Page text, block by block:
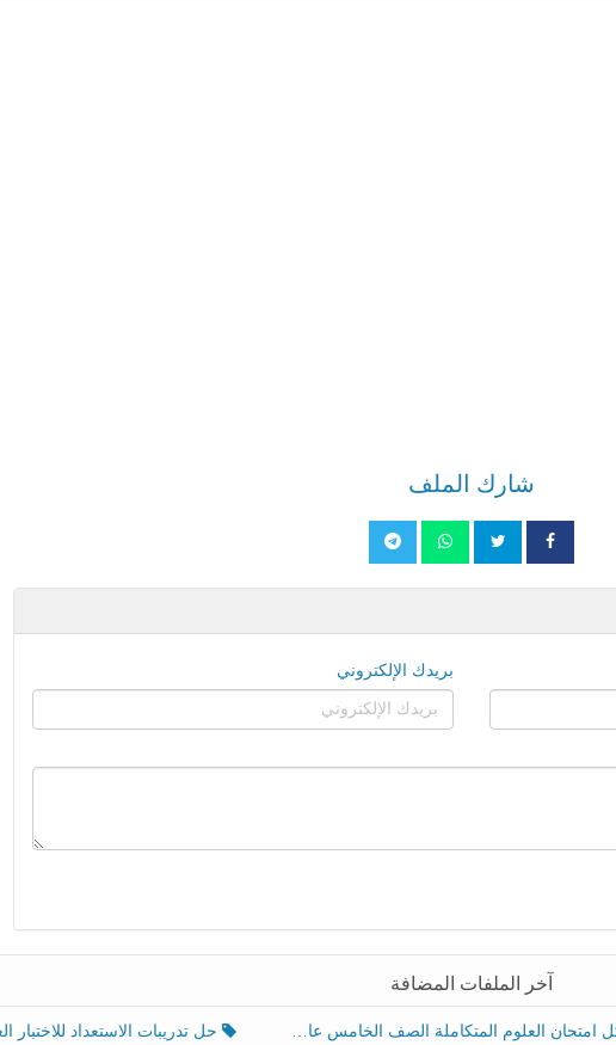
شارك الملف
بريدك الإلكتروني
آخر الملفات المضافة
العلوم المتكاملة الصف الخامس عام الفصل الدراسي الثالث 2025-2026 حل تدريبات الاستعداد للاختبار العلوم المتكاملة